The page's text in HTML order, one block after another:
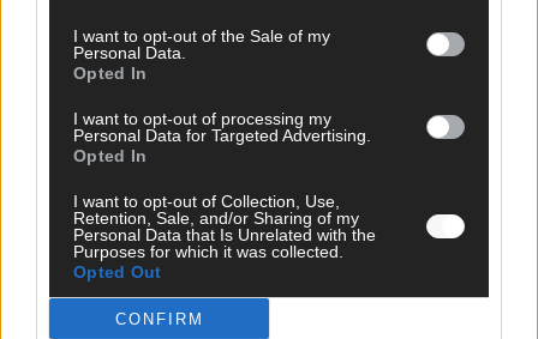
I want to opt-out of the Sale of my
Personal Data.
Opted In
I want to opt-out of processing my
Personal Data for Targeted Advertising.
Opted In
I want to opt-out of Collection, Use,
Retention, Sale, and/or Sharing of my
Personal Data that Is Unrelated with the
Purposes for which it was collected.
Opted Out
CONFIRM
Money Matters
Tipps & Tricks
Brainpower
Specials
Meinung
Streams & Storys